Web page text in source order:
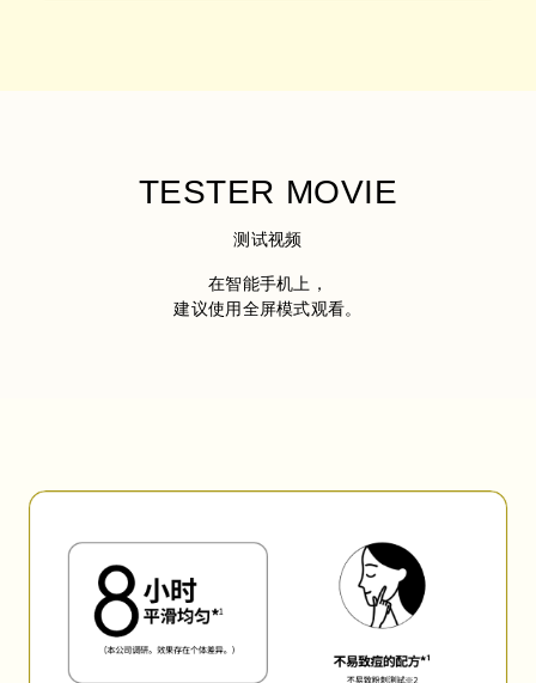
TESTER MOVIE
测试视频
在智能手机上，
建议使用全屏模式观看。